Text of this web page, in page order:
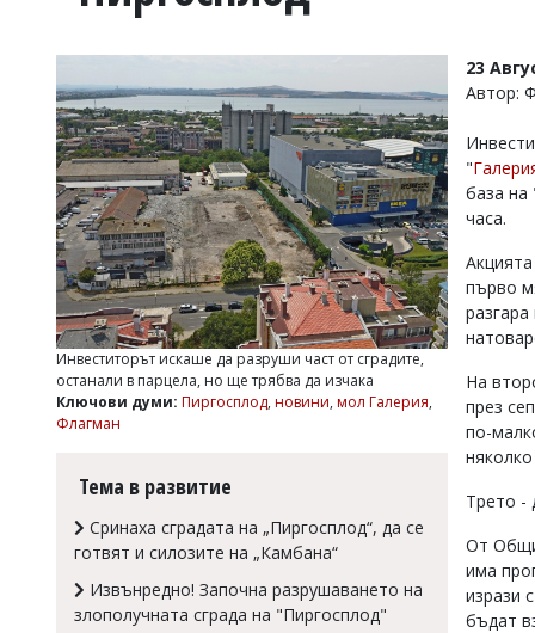
РАЗСЛЕДВАНЕ
БИЗНЕС
Управители:
Веселин
Василев,
v.vasilev@flagman.bg
Касабова,
k.kassabova@flagman.bg
Главен
редактор:
office@flagman.bg
Коментарите
Инвеститорът искаше да разруши част от сградите,
останали в парцела, но ще трябва да изчака
Ключови думи: Пиргосплод, новини, мол Галерия,
Флагман
Тема в развитие
Сринаха сградата на „Пиргосплод“, да се
готвят и силозите на „Камбана“
Извънредно! Започна разрушаването на
злополучната сграда на "Пиргосплод"
23
Автор:
"
база на
часа.
първо
На
през
по-
Трето -
От
има
изрази
бъдат